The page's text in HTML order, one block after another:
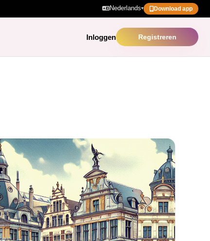
Nederlands▾ Download app
Inloggen Registreren